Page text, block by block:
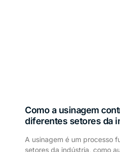
Como a usinagem
diferentes setores da
A usinagem é um processo
setores da indústria, como